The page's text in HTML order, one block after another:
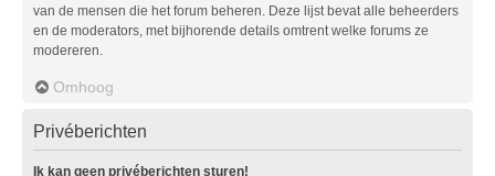
van de mensen die het forum beheren. Deze lijst bevat alle beheerders
en de moderators, met bijhorende details omtrent welke forums ze
modereren.
Omhoog
Privéberichten
Ik kan geen privéberichten sturen!